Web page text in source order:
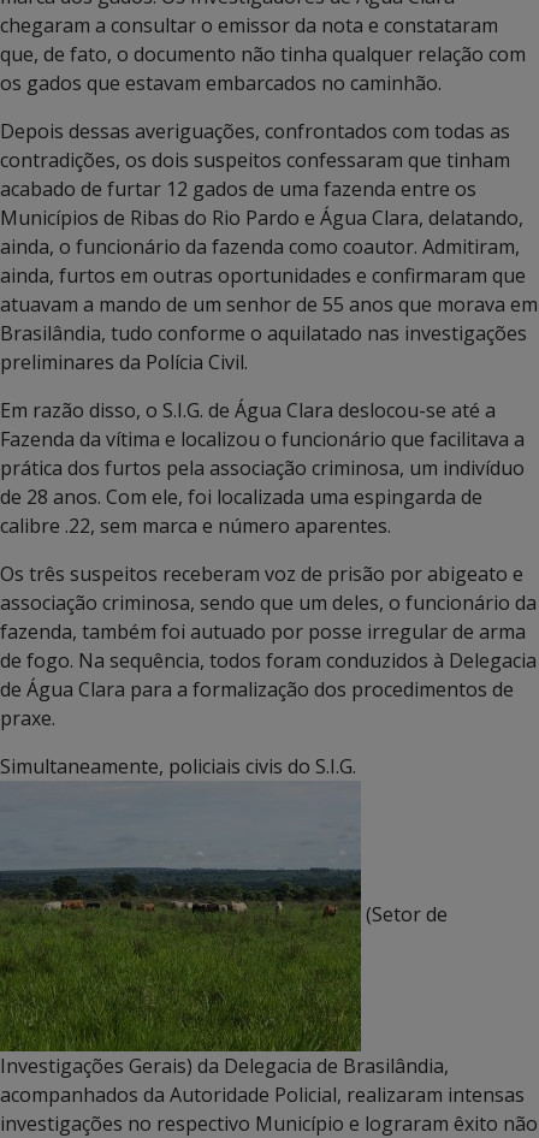
chegaram a consultar o emissor da nota e constataram
que, de fato, o documento não tinha qualquer relação com
os gados que estavam embarcados no caminhão.
Depois dessas averiguações, confrontados com todas as
contradições, os dois suspeitos confessaram que tinham
acabado de furtar 12 gados de uma fazenda entre os
Municípios de Ribas do Rio Pardo e Água Clara, delatando,
ainda, o funcionário da fazenda como coautor. Admitiram,
ainda, furtos em outras oportunidades e confirmaram que
atuavam a mando de um senhor de 55 anos que morava em
Brasilândia, tudo conforme o aquilatado nas investigações
preliminares da Polícia Civil.
Em razão disso, o S.I.G. de Água Clara deslocou-se até a
Fazenda da vítima e localizou o funcionário que facilitava a
prática dos furtos pela associação criminosa, um indivíduo
de 28 anos. Com ele, foi localizada uma espingarda de
calibre .22, sem marca e número aparentes.
Os três suspeitos receberam voz de prisão por abigeato e
associação criminosa, sendo que um deles, o funcionário da
fazenda, também foi autuado por posse irregular de arma
de fogo. Na sequência, todos foram conduzidos à Delegacia
de Água Clara para a formalização dos procedimentos de
praxe.
Simultaneamente, policiais civis do S.I.G.
(Setor de
Investigações Gerais) da Delegacia de Brasilândia,
acompanhados da Autoridade Policial, realizaram intensas
investigações no respectivo Município e lograram êxito não